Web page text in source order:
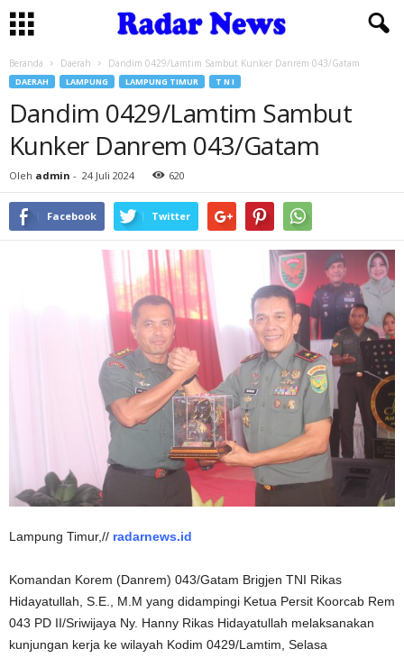
Beranda Daerah Dandim 0429/Lamtim Sambut Kunker Danrem 043/Gatam
DAERAH LAMPUNG LAMPUNG TIMUR T N I
Dandim 0429/Lamtim Sambut
Kunker Danrem 043/Gatam
Oleh admin - 24 Juli 2024 620
Facebook Twitter
Lampung Timur,// radarnews.id
Komandan Korem (Danrem) 043/Gatam Brigjen TNI Rikas
Hidayatullah, S.E., M.M yang didampingi Ketua Persit Koorcab Rem
043 PD II/Sriwijaya Ny. Hanny Rikas Hidayatullah melaksanakan
kunjungan kerja ke wilayah Kodim 0429/Lamtim, Selasa